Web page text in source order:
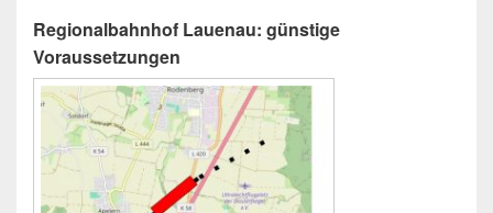
Regionalbahnhof Lauenau: günstige
Voraussetzungen